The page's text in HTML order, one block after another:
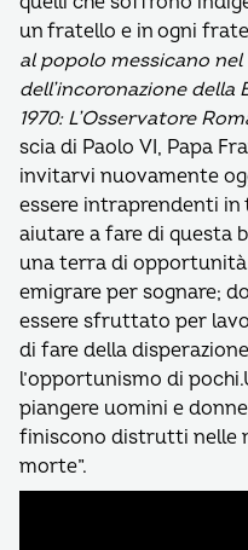
un fratello e in ogni
al popolo messicano nel
dell’incoronazione della
1970: L’Osservatore
scia di Paolo VI, Papa
invitarvi nuovamente
essere intraprendenti in
aiutare a fare di questa
una terra di
emigrare per sognare;
essere sfruttato per
di fare della
l’opportunismo di
piangere uomini e
finiscono distrutti nelle
morte”.